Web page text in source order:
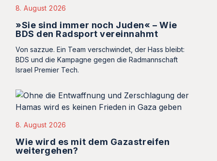
8. August 2026
»Sie sind immer noch Juden« – Wie
BDS den Radsport vereinnahmt
Von sazzue. Ein Team verschwindet, der Hass bleibt:
BDS und die Kampagne gegen die Radmannschaft
Israel Premier Tech.
8. August 2026
Wie wird es mit dem Gazastreifen
weitergehen?